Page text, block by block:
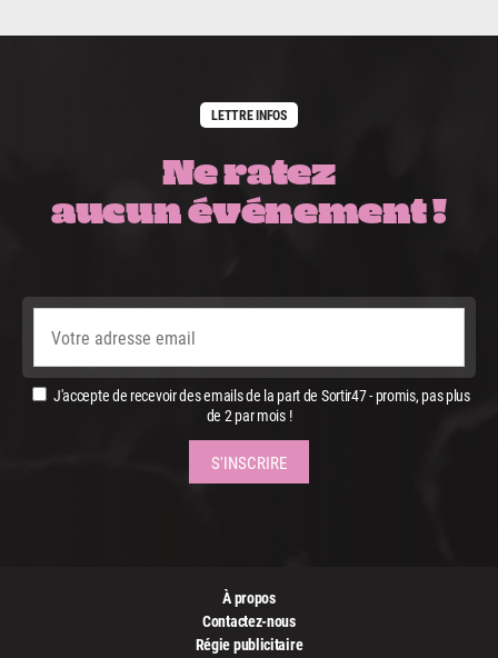
LETTRE INFOS
Ne ratez
aucun événement !
J'accepte de recevoir des emails de la part de Sortir47 - promis, pas plus
de 2 par mois !
À propos
Contactez-nous
Régie publicitaire